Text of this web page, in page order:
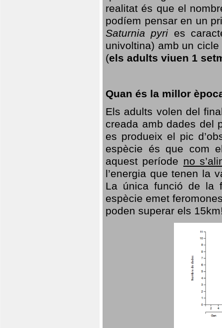
realitat és que el
podíem pensar en un
Saturnia pyri es
univoltina) amb un
(els adults viuen 1
Quan és la millor
Els adults volen del
creada amb dades del
es produeix el pic
espècie és que com
aquest període no
l’energia que tenen la
La única funció de la
espècie emet
poden superar els